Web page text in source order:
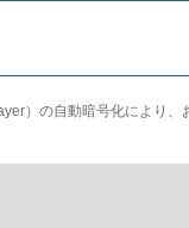
）の自動暗号化により、